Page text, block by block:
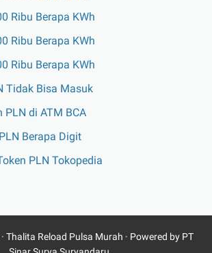
Ribu Berapa KWh
Ribu Berapa KWh
Ribu Berapa KWh
Tidak Bisa Masuk
PLN di ATM BCA
Berapa Digit
PLN Tokopedia
Thalita Reload Pulsa Murah · Powered by PT